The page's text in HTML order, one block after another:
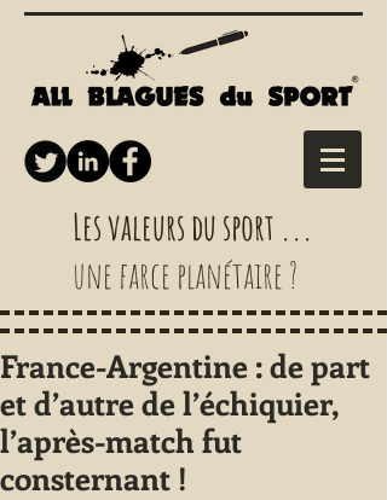
Les valeurs du sport ...
une farce planétaire ?
France-Argentine : de part
et d’autre de l’échiquier,
l’après-match fut
consternant !